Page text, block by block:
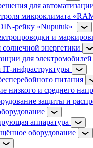
для
микроклимата
рейку «Nuputuk»
и
энергетики
для электромобилей
IT-инфраструктуры
питания
низкого и среднего
защиты и
аппаратура
оборудование